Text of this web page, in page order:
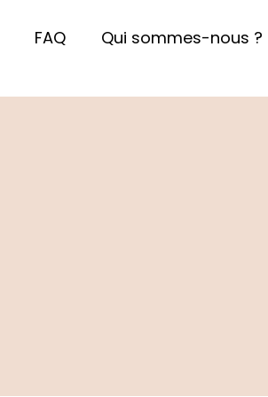
FAQ Qui sommes-nous ?